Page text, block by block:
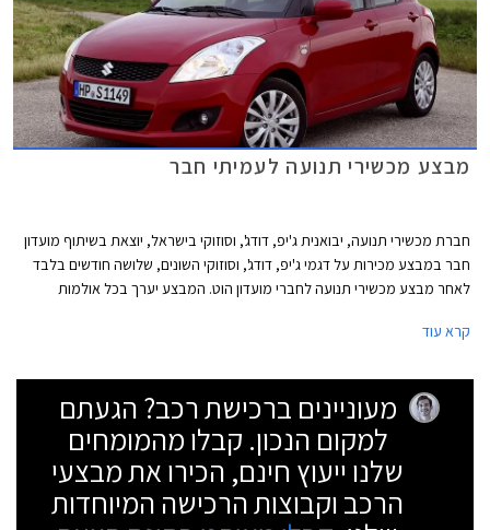
מבצע מכשירי תנועה לעמיתי חבר
חברת מכשירי תנועה, יבואנית ג'יפ, דודג', וסוזוקי בישראל, יוצאת בשיתוף מועדון
חבר במבצע מכירות על דגמי ג'יפ, דודג', וסוזוקי השונים, שלושה חודשים בלבד
לאחר מבצע מכשירי תנועה לחברי מועדון הוט. המבצע יערך בכל אולמות
ייהנו עמיתי חבר מהטבות שונות: הנחות על רכישת רכב חדש, הנחות אבזור
המבצע ייהנו גם מאפשרות לתשלום של עד 30,000 ₪ בכרטיס אשראי חבר
צרכנות. להלן דוגמאות להנחות והטבות במסגרת המבצע:
קרא עוד
מעוניינים ברכישת רכב? הגעתם
למקום הנכון. קבלו מהמומחים
שלנו ייעוץ חינם, הכירו את מבצעי
הרכב וקבוצות הרכישה המיוחדות